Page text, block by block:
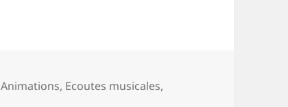
Catégories
Animations, Ecoutes musicales,